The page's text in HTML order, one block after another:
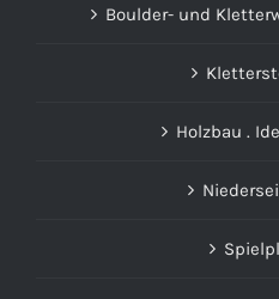
Boulder- und
Holzbau .